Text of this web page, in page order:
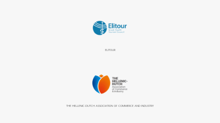
ELITOUR
THE HELLENIC-DUTCH ASSOCIATION OF COMMERCE AND INDUSTRY